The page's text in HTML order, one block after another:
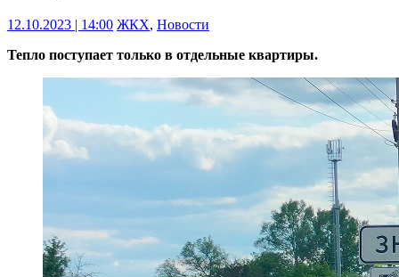
12.10.2023 | 14:00 ЖКХ, Новости
Тепло поступает только в отдельные квартиры.